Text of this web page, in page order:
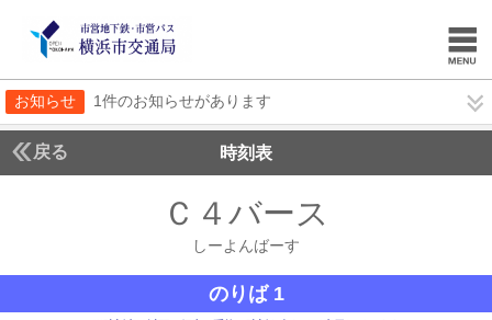
お知らせ 1件のお知らせがあります
戻る 時刻表
Ｃ４バース
しーよんばーす
のりば 1